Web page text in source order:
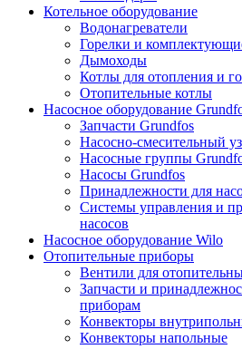
Котельное оборудование
Водонагреватели
Горелки и
Дымоходы
Котлы для отопления и
Отопительные котлы
Насосное оборудование
Запчасти Grundfos
Насосно-смесительный
Насосные группы
Насосы Grundfos
Принадлежности для
Системы управления и
насосов
Насосное оборудование Wilo
Отопительные приборы
Вентили для
Запчасти и
приборам
Конвекторы
Конвекторы напольные